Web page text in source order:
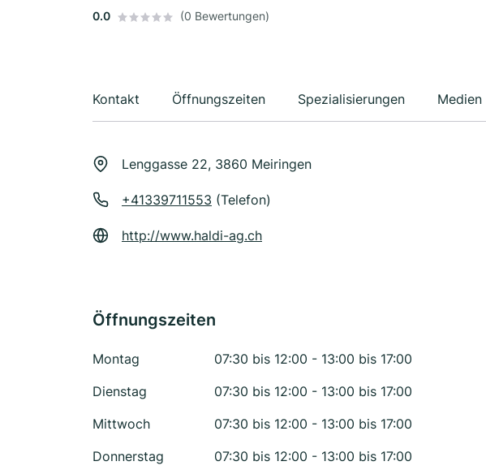
0.0
(0 Bewertungen)
Kontakt Öffnungszeiten Spezialisierungen Medien
Lenggasse 22, 3860 Meiringen
+41339711553 (Telefon)
http://www.haldi-ag.ch
Öffnungszeiten
Montag
07:30 bis 12:00 - 13:00 bis 17:00
Dienstag
07:30 bis 12:00 - 13:00 bis 17:00
Mittwoch
07:30 bis 12:00 - 13:00 bis 17:00
Donnerstag
07:30 bis 12:00 - 13:00 bis 17:00